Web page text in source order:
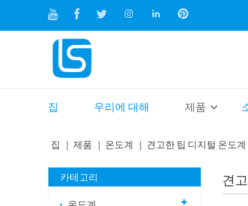
집 우리에 대해 제품
집 제품 온도계 견고한 팁 디지털 온도계
카테고리 견